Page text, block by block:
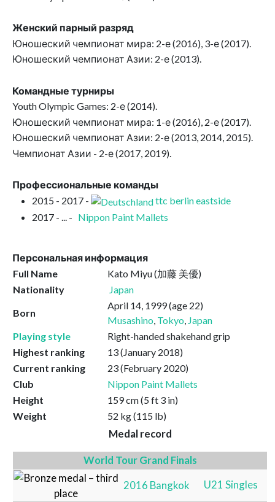
Женский парный разряд
Юношеский чемпионат мира: 2-е (2016), 3-е (2017).
Юношеский чемпионат Азии: 2-е (2013).
Командные турниры
Youth Olympic Games: 2-е (2014).
Юношеский чемпионат мира: 1-е (2016), 2-е (2017).
Юношеский чемпионат Азии: 2-е (2013, 2014, 2015).
Чемпионат Азии - 2-е (2017, 2019).
Профессиональные команды
2015 - 2017 -
ttc berlin eastside
2017 - ... - Nippon Paint Mallets
Персональная информация
Full Name
Kato Miyu (加藤 美優)
Nationality
Japan
Born
April 14, 1999(age 22)
Musashino, Tokyo, Japan
Playing style
Right-handed shakehand grip
Highest ranking
13 (January 2018)
Current ranking
23 (February 2020)
Club
Nippon Paint Mallets
Height
159 cm (5 ft 3 in)
Weight
52 kg (115 lb)
Medal record
World Tour Grand Finals
2016 Bangkok
U21 Singles